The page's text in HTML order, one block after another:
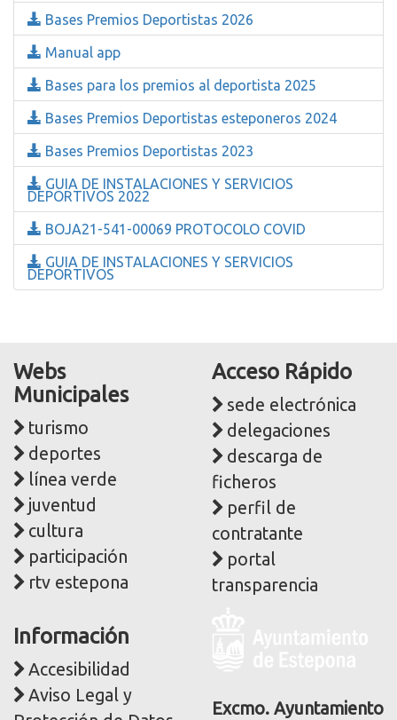
Bases Premios Deportistas 2026
Manual app
Bases para los premios al deportista 2025
Bases Premios Deportistas esteponeros 2024
Bases Premios Deportistas 2023
GUIA DE INSTALACIONES Y SERVICIOS
DEPORTIVOS 2022
BOJA21-541-00069 PROTOCOLO COVID
GUIA DE INSTALACIONES Y SERVICIOS
DEPORTIVOS
Webs
Municipales
turismo
deportes
línea verde
juventud
cultura
participación
rtv estepona
Acceso Rápido
sede electrónica
delegaciones
descarga de
ficheros
perfil de
contratante
portal
transparencia
Información
Accesibilidad
Aviso Legal y
corporativa
Excmo. Ayuntamiento